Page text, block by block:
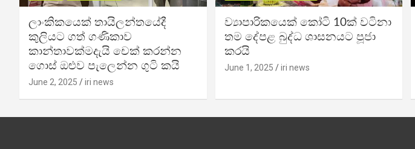
ලාංකිකයෙක් තායිලන්තයේදී
කුලියට ගත් ගණිකාව
කාන්තාවක්මදැයි චෙක් කරන්න
ගොස් ඔළුව පැලෙන්න ගුටි කයි
June 2, 2025 iri news
ව්‍යාපාරිකයෙක් කෝටි 10ක් වටිනා
තම දේපළ බුද්ධ ශාසනයට පූජා
කරයි
June 1, 2025 iri news